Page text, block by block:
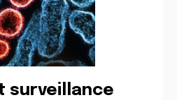
surveillance